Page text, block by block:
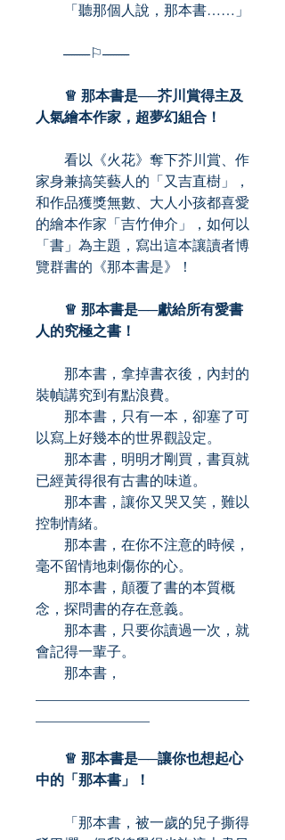
「聽那個人說，那本書……」
----------⚐----------
♕ 那本書是──芥川賞得主及
人氣繪本作家，超夢幻組合！
看以《火花》奪下芥川賞、作
家身兼搞笑藝人的「又吉直樹」，
和作品獲獎無數、大人小孩都喜愛
的繪本作家「吉竹伸介」，如何以
「書」為主題，寫出這本讓讀者博
覽群書的《那本書是》！
♕ 那本書是──獻給所有愛書
人的究極之書！
那本書，拿掉書衣後，內封的
裝幀講究到有點浪費。
那本書，只有一本，卻塞了可
以寫上好幾本的世界觀設定。
那本書，明明才剛買，書頁就
已經黃得很有古書的味道。
那本書，讓你又哭又笑，難以
控制情緒。
那本書，在你不注意的時候，
毫不留情地刺傷你的心。
那本書，顛覆了書的本質概
念，探問書的存在意義。
那本書，只要你讀過一次，就
會記得一輩子。
那本書，
♕ 那本書是──讓你也想起心
中的「那本書」！
「那本書，被一歲的兒子撕得